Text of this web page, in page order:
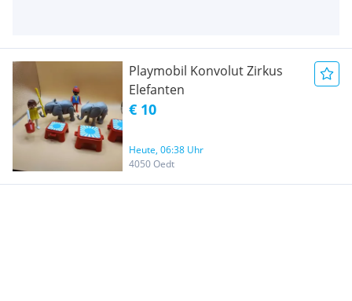
Playmobil Konvolut Zirkus
Elefanten
€ 10
Heute, 06:38 Uhr
4050 Oedt